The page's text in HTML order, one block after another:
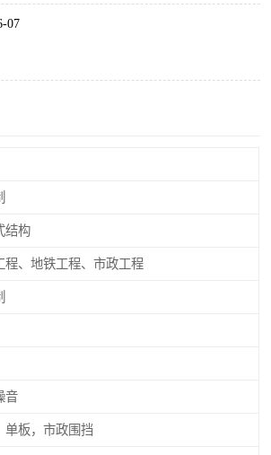
07
结构
程、地铁工程、市政工程
音
单板，市政围挡